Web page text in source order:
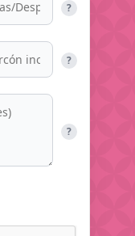
?
?
?